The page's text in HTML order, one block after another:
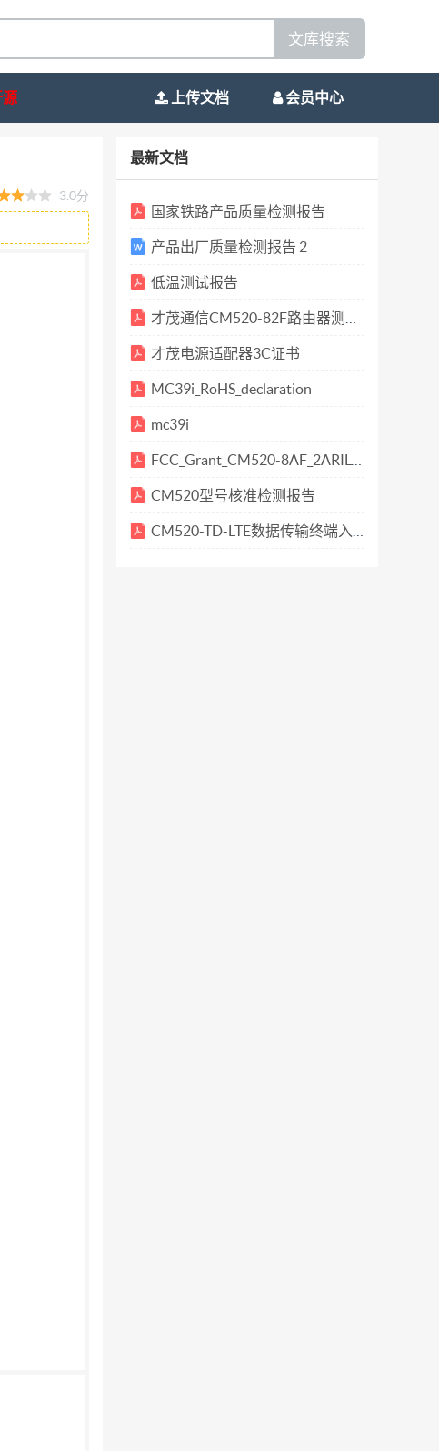
文库搜索
上传文档 会员中心
1、 登陆 http://www.oray.net 2、 免费注册花生
提示一步步注册域名，并激活 地址:厦门市软件
5975885 厦 门 才 茂 通 信 科 技 有 限 公 司
PeanutHull_Download.htm 6、 下载花生壳
19 号 6 层 网址:http://www.caimore.com 电
Communication Technology Co.,Ltd GPRS 卡
/Tel: +86-592-5902655 传真/Fax:+86-592-
3.0分
最新文档
国家铁路产品质量检测报告
产品出厂质量检测报告 2
低温测试报告
才茂通信CM520-82F路由器测试报告 2016.07.04(1)
才茂电源适配器3C证书
MC39i_RoHS_declaration
mc39i
FCC_Grant_CM520-8AF_2ARILCM520-8AF_DTS
CM520型号核准检测报告
CM520-TD-LTE数据传输终端入网检验报告 (1)